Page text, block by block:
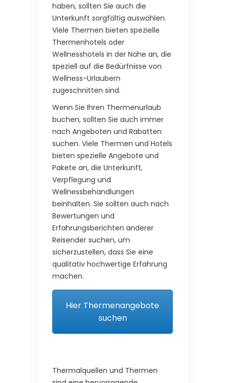
haben, sollten Sie auch die
Unterkunft sorgfältig auswählen.
Viele Thermen bieten spezielle
Thermenhotels oder
Wellnesshotels in der Nähe an, die
speziell auf die Bedürfnisse von
Wellness-Urlaubern
zugeschnitten sind.
Wenn Sie Ihren Thermenurlaub
buchen, sollten Sie auch immer
nach Angeboten und Rabatten
suchen. Viele Thermen und Hotels
bieten spezielle Angebote und
Pakete an, die Unterkunft,
Verpflegung und
Wellnessbehandlungen
beinhalten. Sie sollten auch nach
Bewertungen und
Erfahrungsberichten anderer
Reisender suchen, um
sicherzustellen, dass Sie eine
qualitativ hochwertige Erfahrung
machen.
Hier Thermenangebote
suchen
Thermalquellen und Thermen